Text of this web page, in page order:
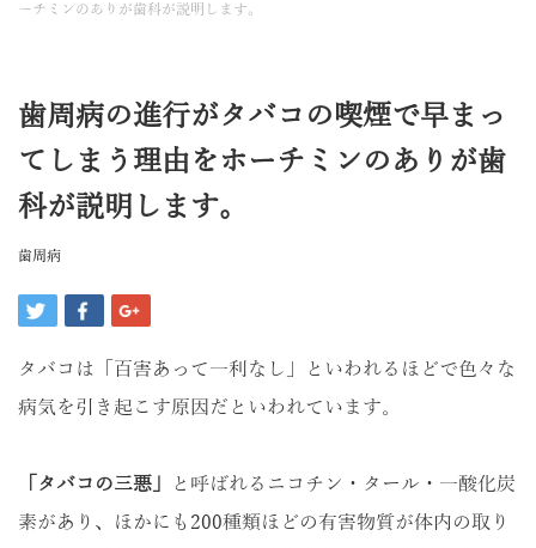
ーチミンのありが歯科が説明します。
歯周病の進行がタバコの喫煙で早まっ
てしまう理由をホーチミンのありが歯
科が説明します。
歯周病
タバコは「百害あって一利なし」といわれるほどで色々な
病気を引き起こす原因だといわれています。
「タバコの三悪」
と呼ばれるニコチン・タール・一酸化炭
素があり、ほかにも200種類ほどの有害物質が体内の取り